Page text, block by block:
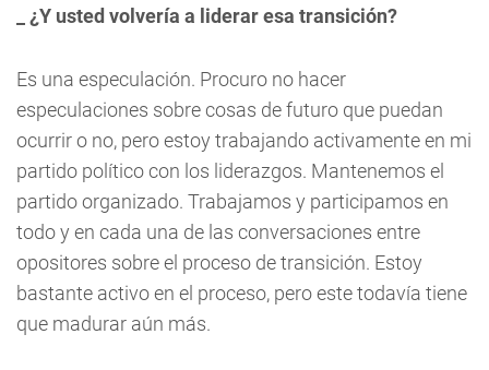
_ ¿Y usted volvería a liderar esa transición?
Es una especulación. Procuro no hacer
especulaciones sobre cosas de futuro que puedan
ocurrir o no, pero estoy trabajando activamente en mi
partido político con los liderazgos. Mantenemos el
partido organizado. Trabajamos y participamos en
todo y en cada una de las conversaciones entre
opositores sobre el proceso de transición. Estoy
bastante activo en el proceso, pero este todavía tiene
que madurar aún más.